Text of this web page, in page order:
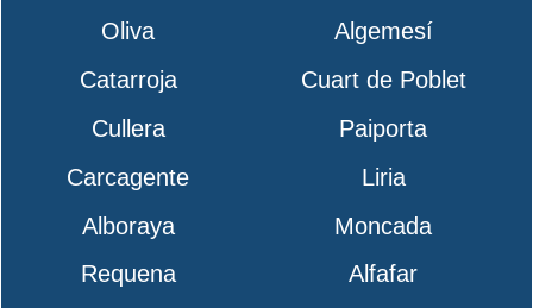
Oliva
Algemesí
Catarroja
Cuart de Poblet
Cullera
Paiporta
Carcagente
Liria
Alboraya
Moncada
Requena
Alfafar